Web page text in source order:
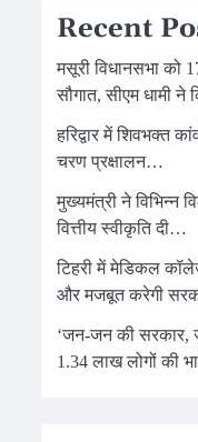
Recent
मसूरी विधानसभा को
सौगात, सीएम धामी ने
हरिद्वार में शिवभक्त
चरण प्रक्षालन…
मुख्यमंत्री ने विभिन्न
वित्तीय स्वीकृति दी…
टिहरी में मेडिकल
और मजबूत करेगी
‘जन-जन की सरकार,
1.34 लाख लोगों की